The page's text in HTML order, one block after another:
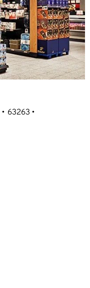
63263